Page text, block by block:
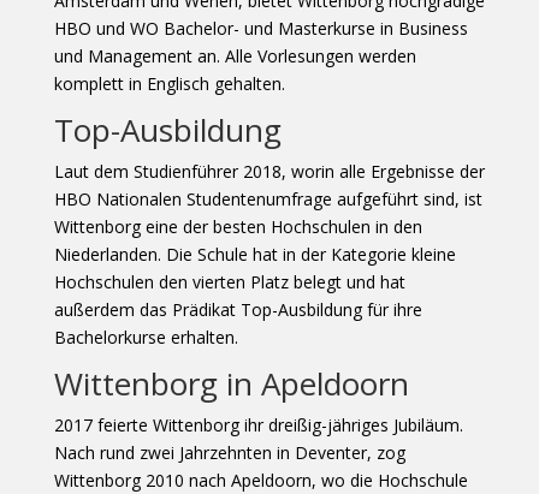
HBO und WO Bachelor- und Masterkurse in Business
und Management an. Alle Vorlesungen werden
komplett in Englisch gehalten.
Top-Ausbildung
Laut dem Studienführer 2018, worin alle Ergebnisse der
HBO Nationalen Studentenumfrage aufgeführt sind, ist
Wittenborg eine der besten Hochschulen in den
Niederlanden. Die Schule hat in der Kategorie kleine
Hochschulen den vierten Platz belegt und hat
außerdem das Prädikat Top-Ausbildung für ihre
Bachelorkurse erhalten.
Wittenborg in Apeldoorn
2017 feierte Wittenborg ihr dreißig-jähriges Jubiläum.
Nach rund zwei Jahrzehnten in Deventer, zog
Wittenborg 2010 nach Apeldoorn, wo die Hochschule